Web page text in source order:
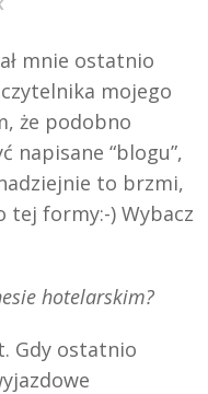
mnie ostatnio
mojego
że podobno
napisane “blogu”,
to brzmi,
tej formy:-) Wybacz
hotelarskim?
Gdy ostatnio